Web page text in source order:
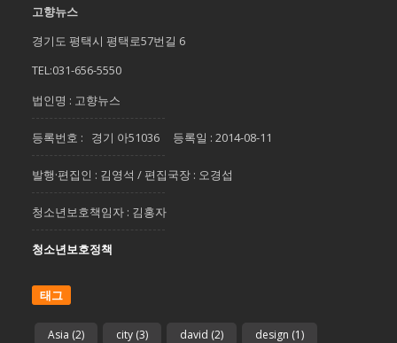
고향뉴스
경기도 평택시 평택로57번길 6
TEL:031-656-5550
법인명 : 고향뉴스
등록번호 : 경기 아51036 등록일 : 2014-08-11
발행·편집인 : 김영석 / 편집국장 : 오경섭
청소년보호책임자 : 김홍자
청소년보호정책
태그
Asia (2) city (3) david (2) design (1)